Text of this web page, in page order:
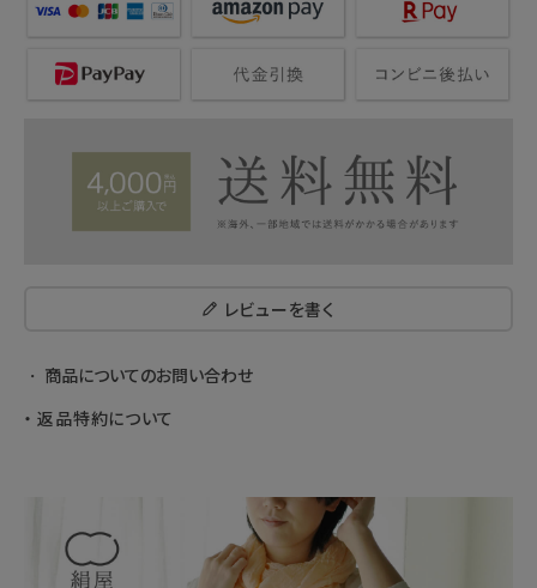
レビューを書く
商品についてのお問い合わせ
返品特約について